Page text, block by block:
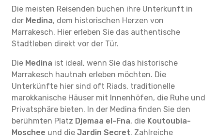
Die meisten Reisenden buchen ihre Unterkunft in
der Medina, dem historischen Herzen von
Marrakesch. Hier erleben Sie das authentische
Stadtleben direkt vor der Tür.
Die Medina ist ideal, wenn Sie das historische
Marrakesch hautnah erleben möchten. Die
Unterkünfte hier sind oft Riads, traditionelle
marokkanische Häuser mit Innenhöfen, die Ruhe und
Privatsphäre bieten. In der Medina finden Sie den
berühmten Platz Djemaa el-Fna, die Koutoubia-
Moschee und die Jardin Secret. Zahlreiche